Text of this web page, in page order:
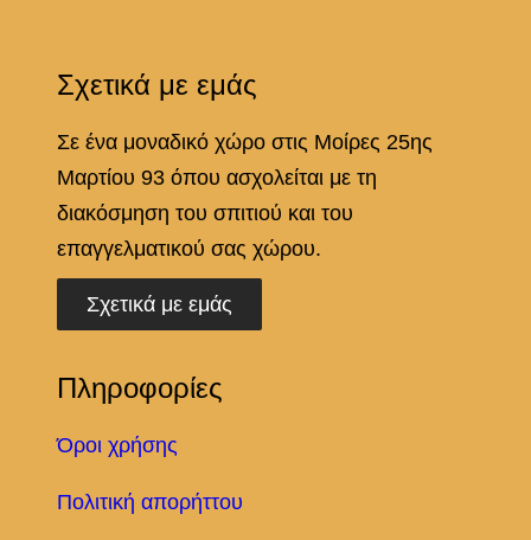
Σχετικά με εμάς
Σε ένα μοναδικό χώρο στις Μοίρες 25ης
Μαρτίου 93 όπου ασχολείται με τη
διακόσμηση του σπιτιού και του
επαγγελματικού σας χώρου.
Σχετικά με εμάς
Πληροφορίες
Όροι χρήσης
Πολιτική απορήττου